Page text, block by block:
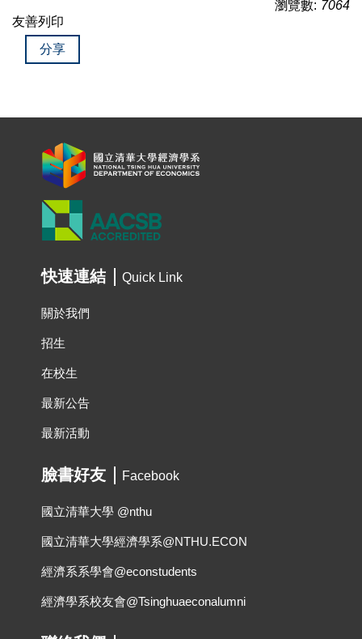
瀏覽數: 7064
友善列印
分享
快速連結 Quick Link
關於我們
招生
在校生
最新公告
最新活動
臉書好友 Facebook
國立清華大學 @nthu
國立清華大學經濟學系@NTHU.ECON
經濟系系學會@econstudents
經濟學系校友會@Tsinghuaeconalumni